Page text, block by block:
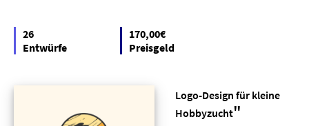
26
Entwürfe
170,00€
Preisgeld
Logo-Design für kleine
Hobbyzucht"